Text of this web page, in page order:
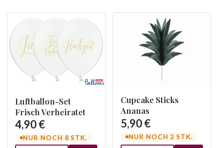
Luftballon-Set
Frisch Verheiratet
4,90 €
NUR NOCH 8 STK.
Cupcake Sticks
Ananas
5,90 €
NUR NOCH 2 STK.